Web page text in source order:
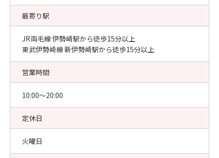
最寄り駅
JR両毛線 伊勢崎駅から徒歩15分以上
東武伊勢崎線 新伊勢崎駅から徒歩15分以上
営業時間
10:00〜20:00
定休日
火曜日